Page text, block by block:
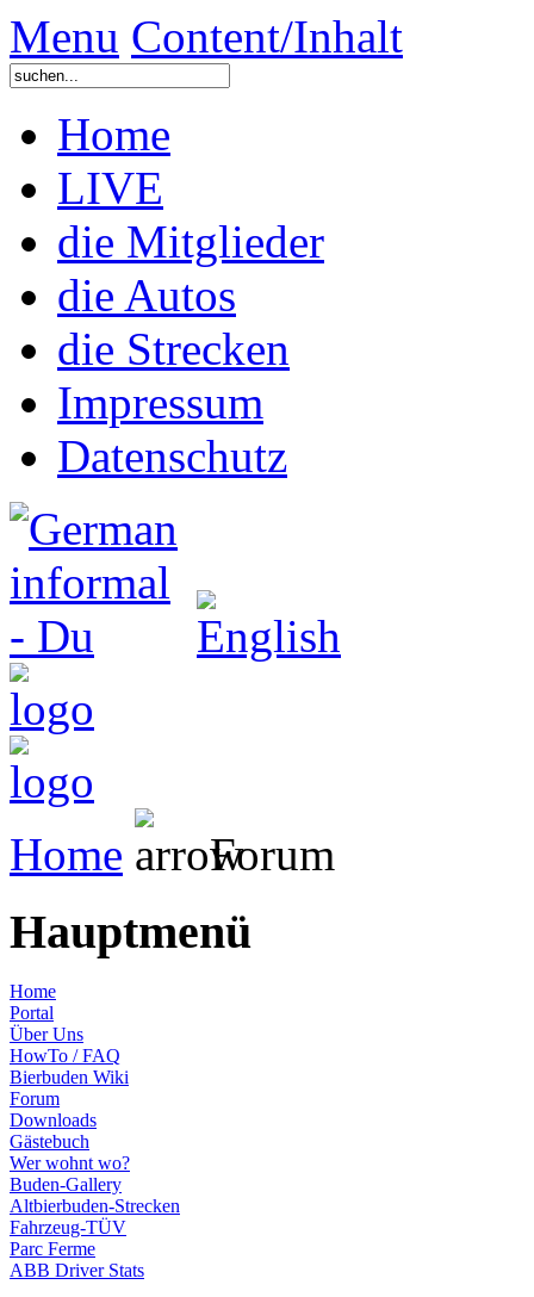
Menu Content/Inhalt
Home
LIVE
die Mitglieder
die Autos
die Strecken
Impressum
Datenschutz
Home Forum
Hauptmenü
Home
Portal
Über Uns
HowTo / FAQ
Bierbuden Wiki
Forum
Downloads
Gästebuch
Wer wohnt wo?
Buden-Gallery
Altbierbuden-Strecken
Fahrzeug-TÜV
Parc Ferme
ABB Driver Stats